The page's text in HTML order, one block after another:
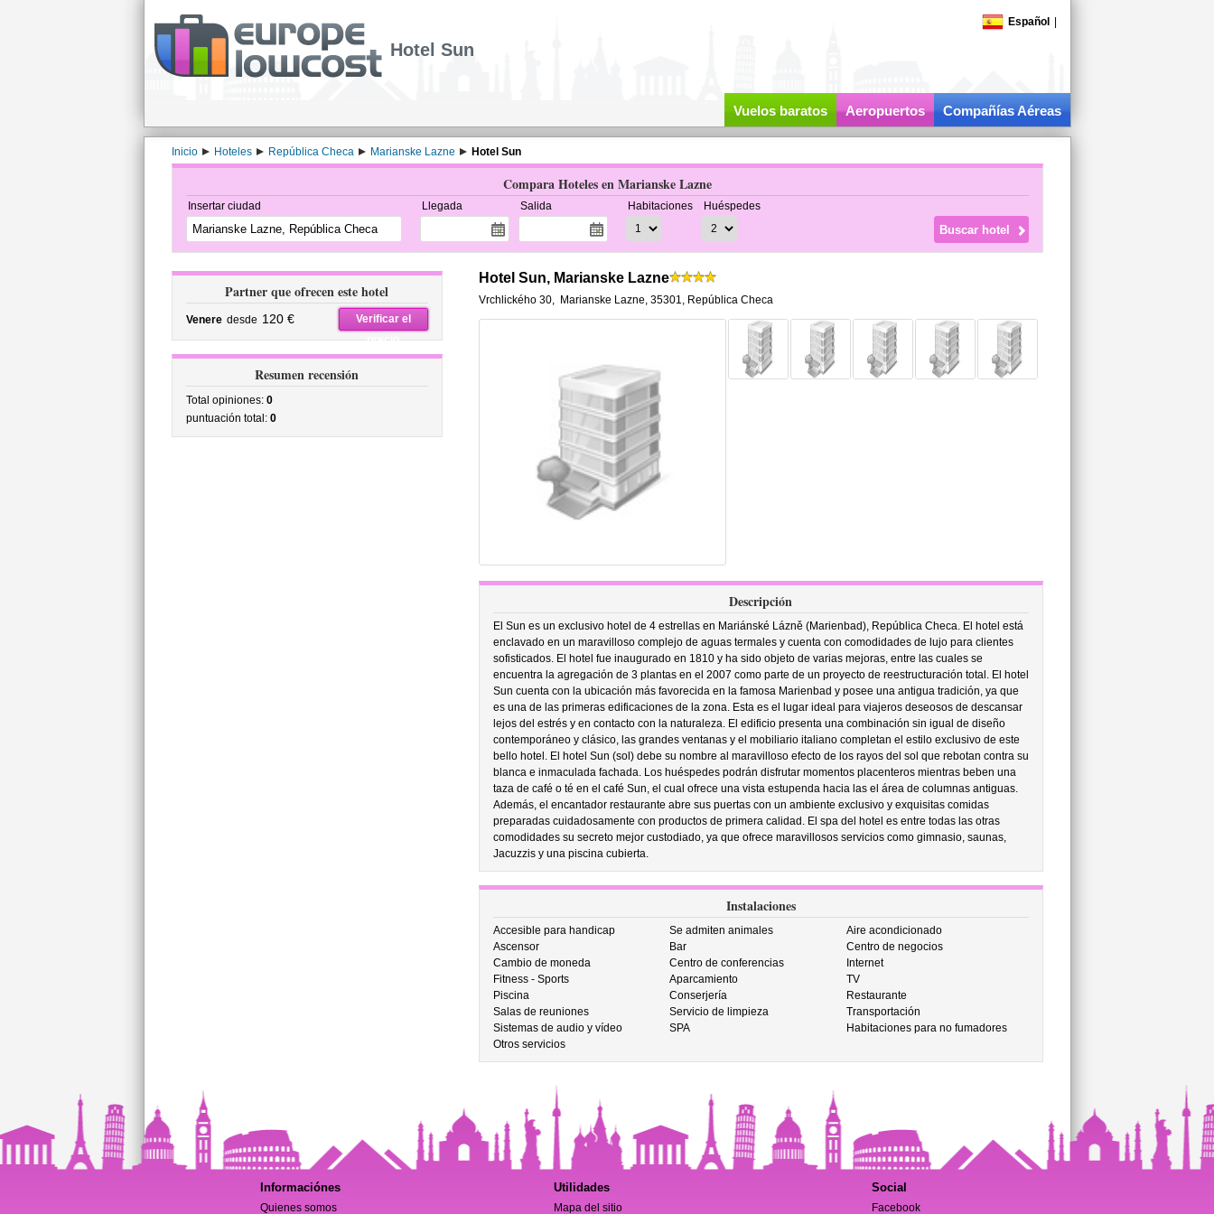
Español
Hotel Sun
Vuelos baratos Aeropuertos Compañías Aéreas
Inicio Hoteles República Checa Marianske Lazne Hotel Sun
Compara Hoteles en Marianske Lazne
Insertar ciudad Llegada Salida Habitaciones Huéspedes
Partner que ofrecen este hotel
Venere desde 120 €
Verificar el
precio
Resumen recensión
Total opiniones: 0
puntuación total: 0
Hotel Sun, Marianske Lazne
Vrchlického 30, Marianske Lazne, 35301, República Checa
Descripción
El Sun es un exclusivo hotel de 4 estrellas en Mariánské Lázně (Marienbad), República Checa. El hotel está
enclavado en un maravilloso complejo de aguas termales y cuenta con comodidades de lujo para clientes
sofisticados. El hotel fue inaugurado en 1810 y ha sido objeto de varias mejoras, entre las cuales se
encuentra la agregación de 3 plantas en el 2007 como parte de un proyecto de reestructuración total. El hotel
Sun cuenta con la ubicación más favorecida en la famosa Marienbad y posee una antigua tradición, ya que
es una de las primeras edificaciones de la zona. Esta es el lugar ideal para viajeros deseosos de descansar
lejos del estrés y en contacto con la naturaleza. El edificio presenta una combinación sin igual de diseño
contemporáneo y clásico, las grandes ventanas y el mobiliario italiano completan el estilo exclusivo de este
bello hotel. El hotel Sun (sol) debe su nombre al maravilloso efecto de los rayos del sol que rebotan contra su
blanca e inmaculada fachada. Los huéspedes podrán disfrutar momentos placenteros mientras beben una
taza de café o té en el café Sun, el cual ofrece una vista estupenda hacia las el área de columnas antiguas.
Además, el encantador restaurante abre sus puertas con un ambiente exclusivo y exquisitas comidas
preparadas cuidadosamente con productos de primera calidad. El spa del hotel es entre todas las otras
comodidades su secreto mejor custodiado, ya que ofrece maravillosos servicios como gimnasio, saunas,
Jacuzzis y una piscina cubierta.
Instalaciones
Accesible para handicap Se admiten animales
Aire acondicionado
Ascensor
Bar
Centro de negocios
Cambio de moneda
Centro de conferencias
Internet
Fitness - Sports
Aparcamiento
TV
Piscina
Conserjería
Restaurante
Salas de reuniones
Servicio de limpieza
Transportación
Sistemas de audio y vídeo
SPA
Habitaciones para no fumadores
Otros servicios
Informaciónes
Quienes somos
Utilidades
Mapa del sitio
Social
Facebook